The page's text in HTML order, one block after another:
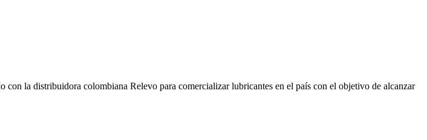
la distribuidora colombiana Relevo para comercializar lubricantes en el país con el objetivo de alcanzar